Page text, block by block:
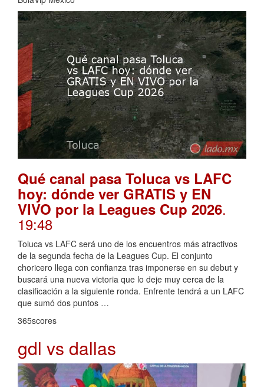
Qué canal pasa Toluca vs LAFC
hoy: dónde ver GRATIS y EN
VIVO por la Leagues Cup 2026.
19:48
Toluca vs LAFC será uno de los encuentros más atractivos
de la segunda fecha de la Leagues Cup. El conjunto
choricero llega con confianza tras imponerse en su debut y
buscará una nueva victoria que lo deje muy cerca de la
clasificación a la siguiente ronda. Enfrente tendrá a un LAFC
que sumó dos puntos …
365scores
gdl vs dallas